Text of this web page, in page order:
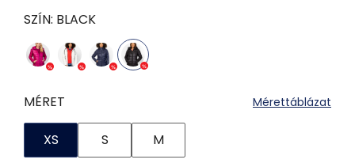
SZÍN: BLACK
MÉRET Mérettáblázat
XS S M